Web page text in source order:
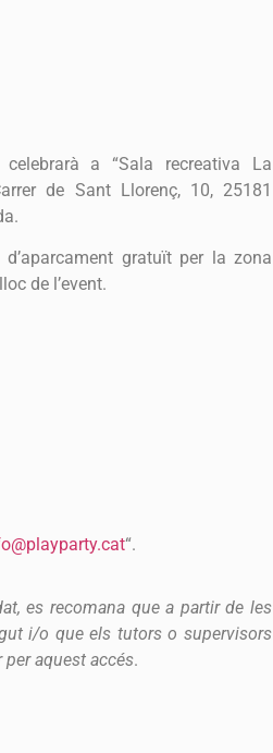
celebrarà a “Sala recreativa La
de Sant Llorenç, 10, 25181
d’aparcament gratuït per la zona
de l’event.
“.
es recomana que a partir de les
i/o que els tutors o supervisors
aquest accés.